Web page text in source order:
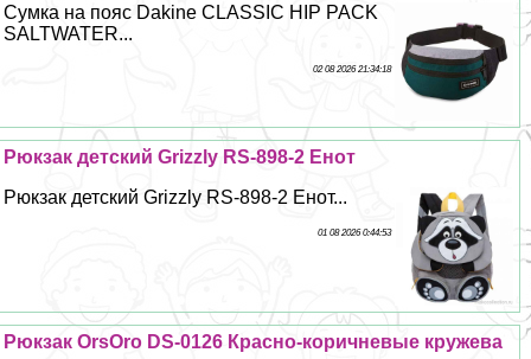
Сумка на пояс Dakine CLASSIC HIP PACK
SALTWATER...
02 08 2026 21:34:18
Рюкзак детский Grizzly RS-898-2 Енот
Рюкзак детский Grizzly RS-898-2 Енот...
01 08 2026 0:44:53
Рюкзак OrsOro DS-0126 Красно-коричневые кружева